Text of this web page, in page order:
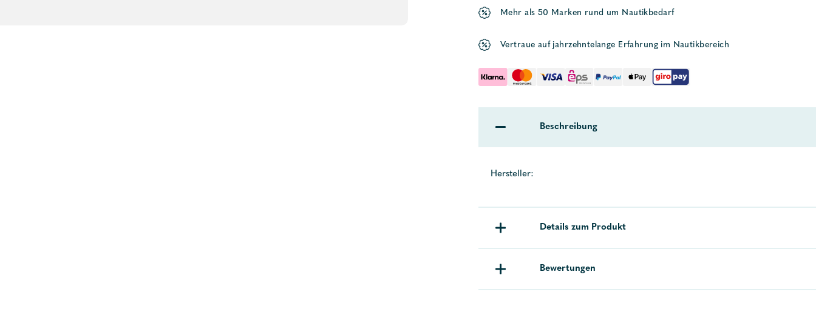
Mehr als 50 Marken rund um Nautikbedarf
Vertraue auf jahrzehntelange Erfahrung im Nautikbereich
Beschreibung
Hersteller:
Details zum Produkt
Bewertungen